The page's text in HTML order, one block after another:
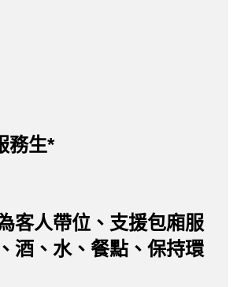
務生*
客人帶位、支援包廂服
酒、水、餐點、保持環